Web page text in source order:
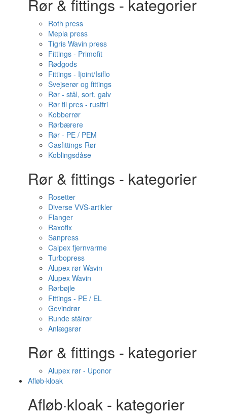
Rør & fittings - kategorier
Roth press
Mepla press
Tigris Wavin press
Fittings - Primofit
Rødgods
Fittings - Ijoint/Isiflo
Svejserør og fittings
Rør - stål, sort, galv
Rør til pres - rustfri
Kobberrør
Rørbærere
Rør - PE / PEM
Gasfittings-Rør
Koblingsdåse
Rør & fittings - kategorier
Rosetter
Diverse VVS-artikler
Flanger
Raxofix
Sanpress
Calpex fjernvarme
Turbopress
Alupex rør Wavin
Alupex Wavin
Rørbøjle
Fittings - PE / EL
Gevindrør
Runde stålrør
Anlægsrør
Rør & fittings - kategorier
Alupex rør - Uponor
Afløb·kloak
Afløb·kloak - kategorier